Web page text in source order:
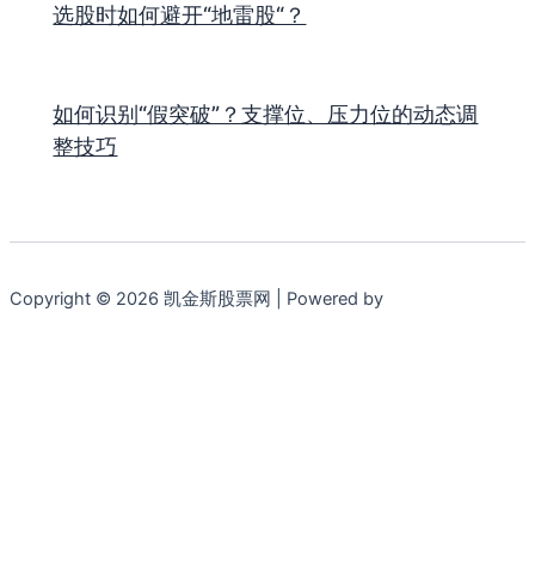
选股时如何避开“地雷股“？
如何识别“假突破”？支撑位、压力位的动态调
整技巧
Copyright © 2026 凯金斯股票网 | Powered by